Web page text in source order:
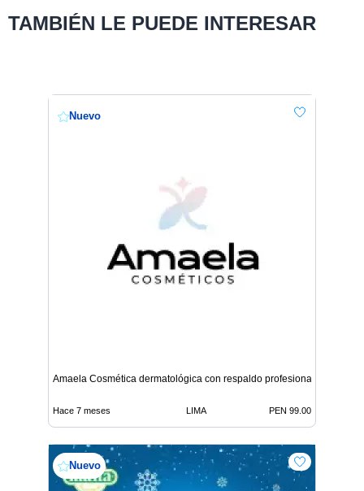
TAMBIÉN LE PUEDE INTERESAR
Nuevo
Amaela Cosmética dermatológica con respaldo profesional
Hace 7 meses LIMA PEN 99.00
Nuevo